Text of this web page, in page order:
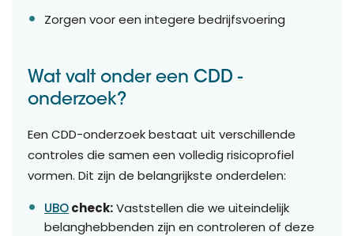
Zorgen voor een integere bedrijfsvoering
Wat valt onder een CDD -
onderzoek?
Een CDD-onderzoek bestaat uit verschillende
controles die samen een volledig risicoprofiel
vormen. Dit zijn de belangrijkste onderdelen:
UBOcheck:Vaststellen die we uiteindelijk
belanghebbenden zijn en controleren of deze